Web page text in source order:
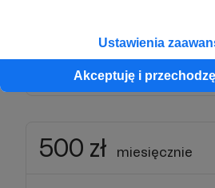
Ustawienia
Akceptuję i
Patroni: 0
500 zł miesięcznie